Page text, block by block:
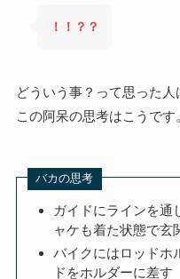
！！？？
どういう事？って思った人
この阿呆の思考はこうです
バカの思考
ガイドにラインを通
ャケも着た状態で玄
バイクにはロッドホ
ドをホルダーに差す